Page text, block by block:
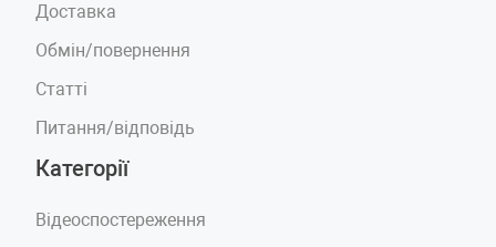
Категорії
Відеоспостереження
Доставка
Обмін/повернення
Статті
Питання/відповідь